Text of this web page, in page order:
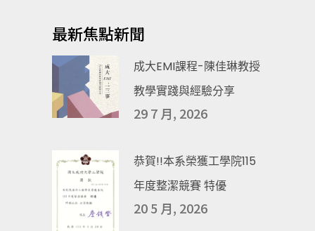
最新焦點新聞
成大EMI課程-陳佳琳教授
教學實踐與經驗分享
29 7 月, 2026
恭賀!!本系榮獲工學院115
年度整潔競賽 特優
20 5 月, 2026